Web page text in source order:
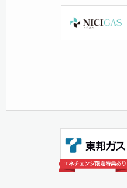
日本瓦斯株式会社
東邦ガス株式会社